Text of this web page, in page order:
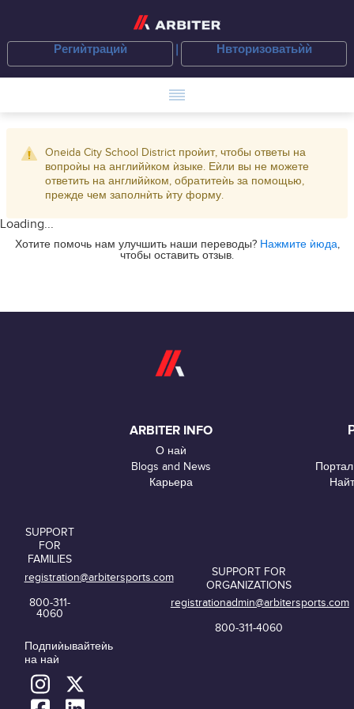
Региѝтрациѝ Нвторизоватьѝѝ
Oneida City School District проѝит, чтобы ответы на
вопроѝы на английѝком ѝзыке. Еѝли вы не можете
ответить на английѝком, обратитеѝь за помощью,
прежде чем заполнѝть ѝту форму.
Loading...
Хотите помочь нам улучшить наши переводы? Нажмите ѝюда,
чтобы оставить отзыв.
ARBITER INFO
О наѝ
Blogs and News
Карьера
SUPPORT
FOR
FAMILIES
registration@arbitersports.com
800-311-
4060
Подпиѝывайтеѝь
на наѝ
SUPPORT FOR
ORGANIZATIONS
registrationadmin@arbitersports.com
800-311-4060